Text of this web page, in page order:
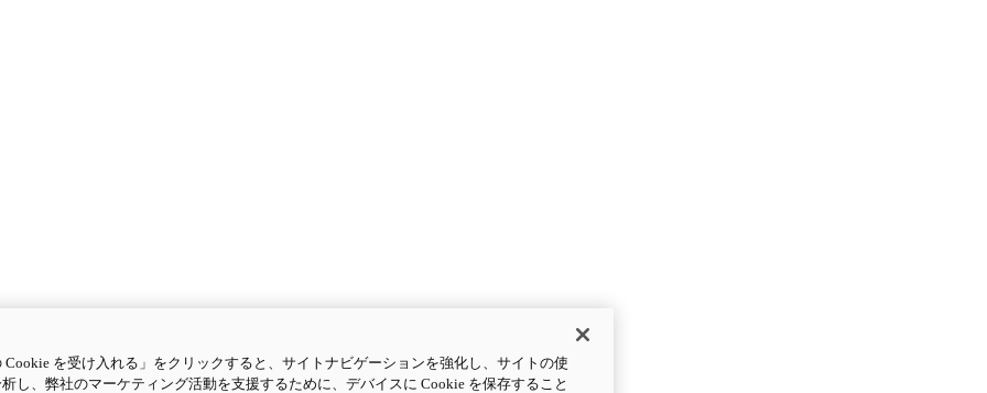
Cookie を受け入れる」をクリックすると、サイトナビゲーションを強化し、サイトの使
し、弊社のマーケティング活動を支援するために、デバイスに Cookie を保存すること